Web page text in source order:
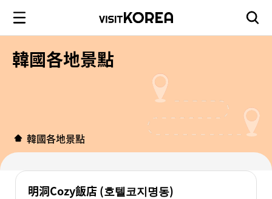
韓國各地景點
韓國各地景點
明洞Cozy飯店 (호텔코지명동)